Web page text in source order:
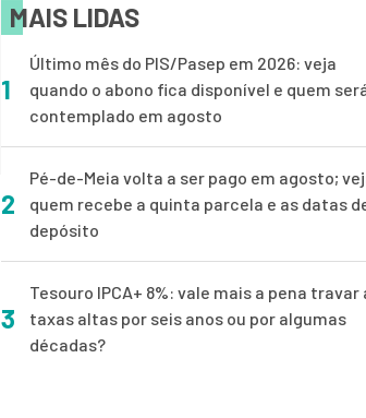
MAIS LIDAS
1
Último mês do PIS/Pasep em 2026: veja
quando o abono fica disponível e quem
contemplado em agosto
2
Pé-de-Meia volta a ser pago em agosto;
quem recebe a quinta parcela e as datas
depósito
3
Tesouro IPCA+ 8%: vale mais a pena travar
taxas altas por seis anos ou por algumas
décadas?